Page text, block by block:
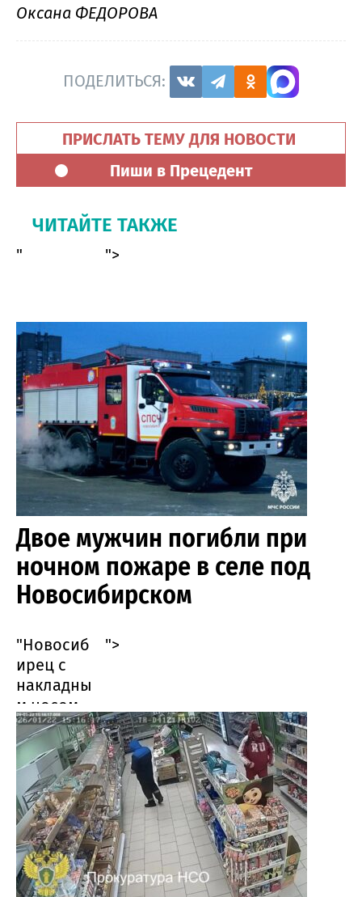
Оксана ФЕДОРОВА
ПОДЕЛИТЬСЯ:
ПРИСЛАТЬ ТЕМУ ДЛЯ НОВОСТИ
Пиши в Прецедент
ЧИТАЙТЕ ТАКЖЕ
" ">
Двое мужчин погибли при
ночном пожаре в селе под
Новосибирском
"Новосиб
ирец с
накладны
м носом
воровал
продукты
в
магазинах
города
">